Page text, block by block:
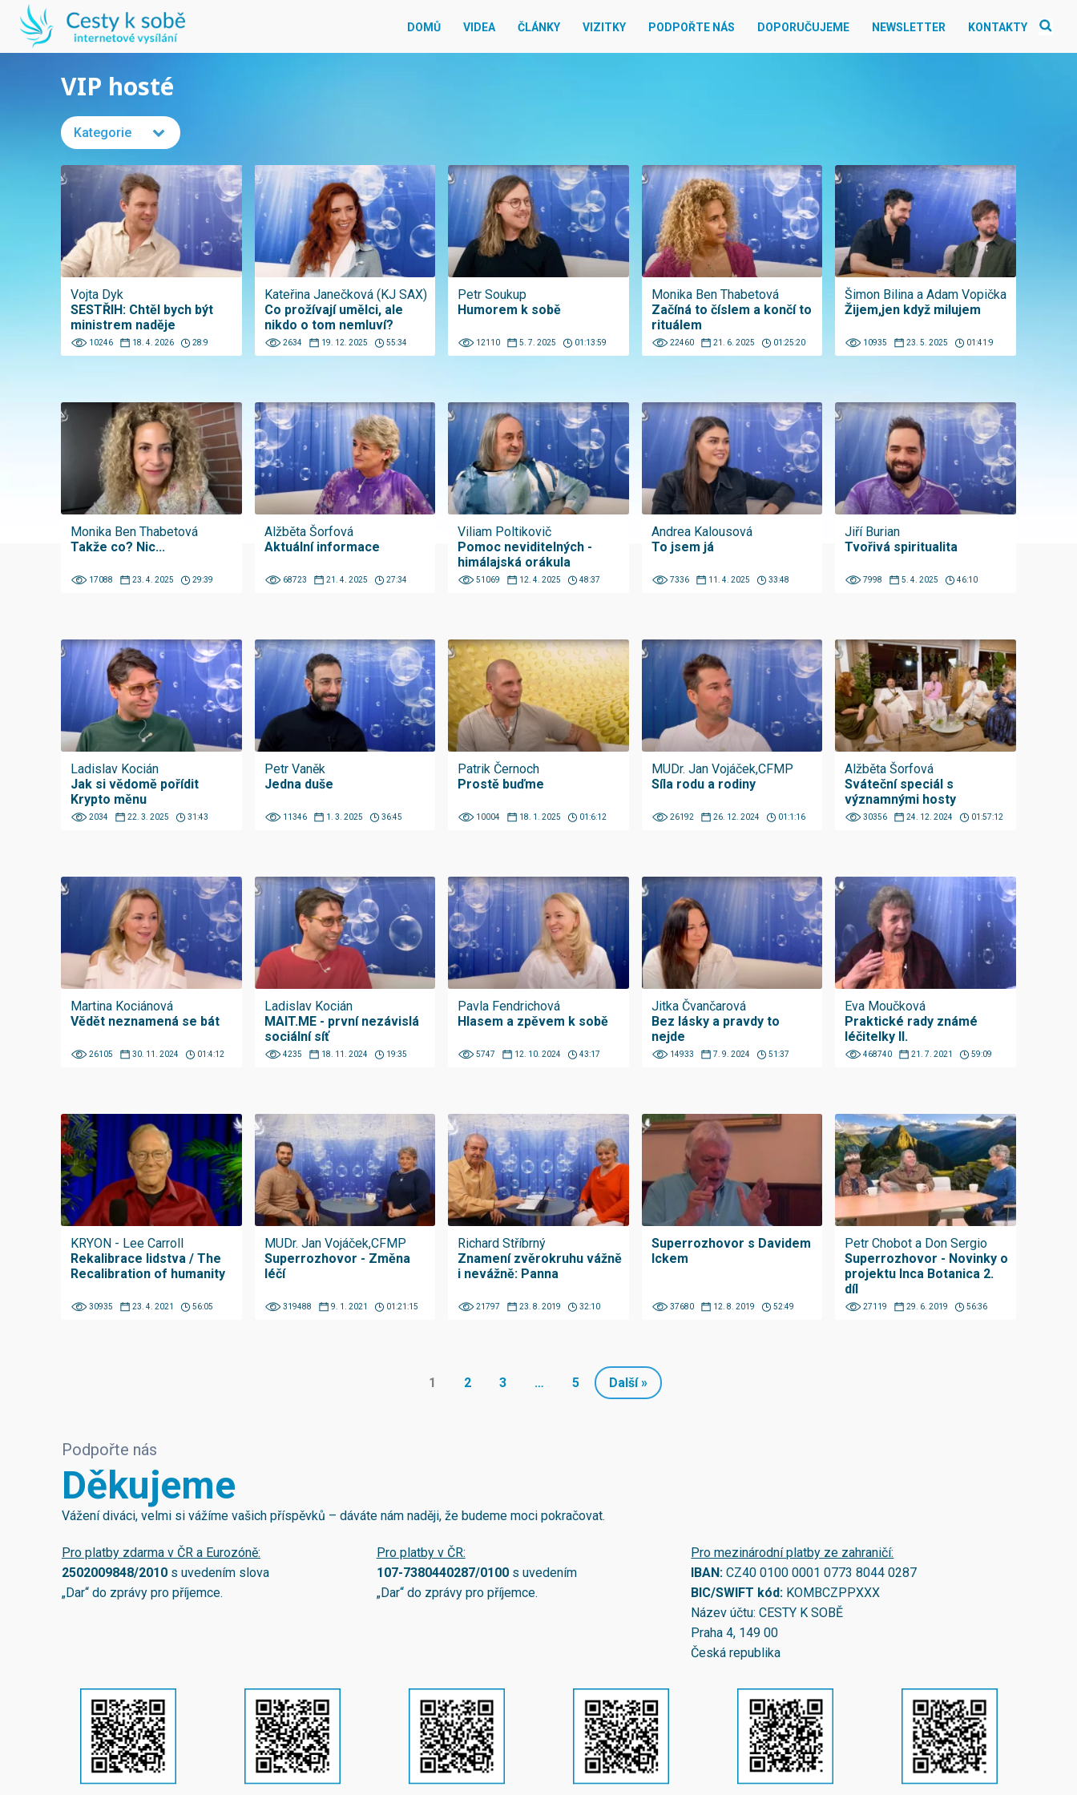
DOMŮ VIDEA ČLÁNKY VIZITKY PODPOŘTE NÁS DOPORUČUJEME NEWSLETTER KONTAKTY
VIP hosté
Kategorie
Vojta Dyk
SESTŘIH: Chtěl bych být
ministrem naděje
10246 18. 4. 2026 28:9
Kateřina Janečková (KJ SAX)
Co prožívají umělci, ale
nikdo o tom nemluví?
2634 19. 12. 2025 55:34
Petr Soukup
Humorem k sobě
12110 5. 7. 2025 01:13:59
Monika Ben Thabetová
Začíná to číslem a končí to
rituálem
22460 21. 6. 2025 01:25:20
Šimon Bilina a Adam Vopička
Žijem,jen když milujem
10935 23. 5. 2025 01:41:9
Monika Ben Thabetová
Takže co? Nic...
17088 23. 4. 2025 29:39
Alžběta Šorfová
Aktuální informace
68723 21. 4. 2025 27:34
Viliam Poltikovič
Pomoc neviditelných -
himálajská orákula
51069 12. 4. 2025 48:37
Andrea Kalousová
To jsem já
7336 11. 4. 2025 33:48
Jiří Burian
Tvořivá spiritualita
7998 5. 4. 2025 46:10
Ladislav Kocián
Jak si vědomě pořídit
Krypto měnu
2034 22. 3. 2025 31:43
Petr Vaněk
Jedna duše
11346 1. 3. 2025 36:45
Patrik Černoch
Prostě buďme
10004 18. 1. 2025 01:6:12
MUDr. Jan Vojáček,CFMP
Síla rodu a rodiny
26192 26. 12. 2024 01:1:16
Alžběta Šorfová
Sváteční speciál s
významnými hosty
30356 24. 12. 2024 01:57:12
Martina Kociánová
Vědět neznamená se bát
26105 30. 11. 2024 01:4:12
Ladislav Kocián
MAIT.ME - první nezávislá
sociální síť
4235 18. 11. 2024 19:35
Pavla Fendrichová
Hlasem a zpěvem k sobě
5747 12. 10. 2024 43:17
Jitka Čvančarová
Bez lásky a pravdy to
nejde
14933 7. 9. 2024 51:37
Eva Moučková
Praktické rady známé
léčitelky II.
468740 21. 7. 2021 59:09
KRYON - Lee Carroll
Rekalibrace lidstva / The
Recalibration of humanity
30935 23. 4. 2021 56:05
MUDr. Jan Vojáček,CFMP
Superrozhovor - Změna
léčí
319488 9. 1. 2021 01:21:15
Richard Stříbrný
Znamení zvěrokruhu vážně
i nevážně: Panna
21797 23. 8. 2019 32:10
Superrozhovor s Davidem
Ickem
37680 12. 8. 2019 52:49
Petr Chobot a Don Sergio
Superrozhovor - Novinky o
projektu Inca Botanica 2.
díl
27119 29. 6. 2019 56:36
1 2 3 … 5 Další »
Podpořte nás
Děkujeme
Vážení diváci, velmi si vážíme vašich příspěvků – dáváte nám naději, že budeme moci pokračovat.
Pro platby zdarma v ČR a Eurozóně:
2502009848/2010 s uvedením slova
„Dar“ do zprávy pro příjemce.
Pro platby v ČR:
107-7380440287/0100s uvedením
„Dar“ do zprávy pro příjemce.
Pro mezinárodní platby ze zahraničí:
IBAN:CZ40 0100 0001 0773 8044 0287
BIC/SWIFT kód: KOMBCZPPXXX
Název účtu: CESTY K SOBĚ
Praha 4, 149 00
Česká republika